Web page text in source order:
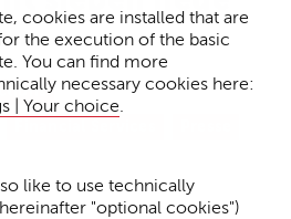
cookies are installed that are
the execution of the basic
You can find more
necessary cookies here:
| Your choice.
like to use technically
"optional cookies")